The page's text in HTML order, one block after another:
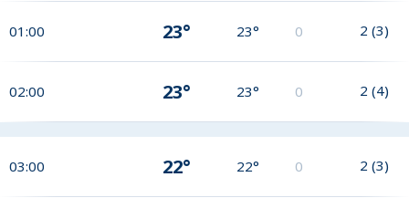
01:00 23° 23° 0 2 (3)
02:00 23° 23° 0 2 (4)
03:00 22° 22° 0 2 (3)